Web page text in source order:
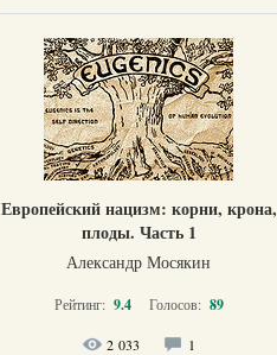
Европейский нацизм: корни, крона,
плоды. Часть 1
Александр Мосякин
Рейтинг: 9.4 Голосов: 89
2 033 1